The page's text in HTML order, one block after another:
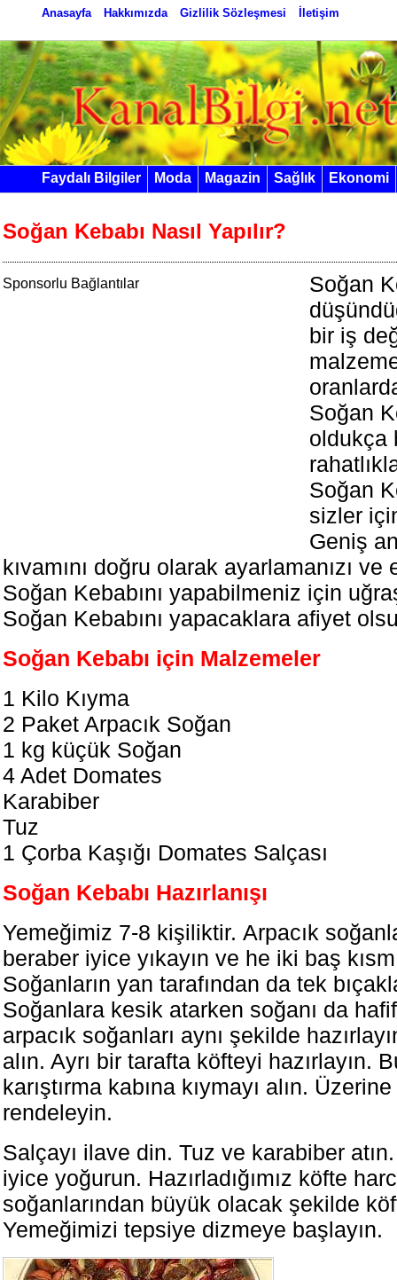
Anasayfa Hakkımızda Gizlilik Sözleşmesi İletişim
Faydalı Bilgiler Moda Magazin Sağlık Ekonomi
Soğan Kebabı Nasıl Yapılır?
Sponsorlu Bağlantılar
Soğan
bir iş
Soğan
oldukça
Soğan
sizler
Geniş
kıvamını doğru olarak ayarlamanızı
Soğan Kebabını yapabilmeniz için
Soğan Kebabını yapacaklara afiyet
Soğan Kebabı için Malzemeler
1 Kilo Kıyma
2 Paket Arpacık Soğan
1 kg küçük Soğan
4 Adet Domates
Karabiber
Tuz
1 Çorba Kaşığı Domates Salçası
Soğan Kebabı Hazırlanışı
Yemeğimiz 7-8 kişiliktir. Arpacık
beraber iyice yıkayın ve he iki baş
Soğanların yan tarafından da tek
Soğanlara kesik atarken soğanı da
arpacık soğanları aynı şekilde
alın. Ayrı bir tarafta köfteyi hazırlayın.
karıştırma kabına kıymayı alın.
rendeleyin.
Salçayı ilave din. Tuz ve karabiber atın.
iyice yoğurun. Hazırladığımız köfte
soğanlarından büyük olacak şekilde
Yemeğimizi tepsiye dizmeye başlayın.